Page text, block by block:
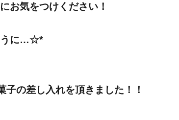
お気をつけください！
うに…☆*
子の差し入れを頂きました！！